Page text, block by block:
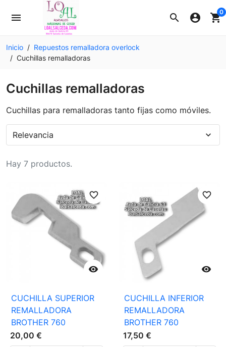
search
menu account_circle shopping_cart0
Inicio
Repuestos remalladora overlock
Cuchillas remalladoras
Cuchillas remalladoras
Cuchillas para remalladoras tanto fijas como móviles.
Hay 7 productos.
Relevancia expand_more

favorite_border
CUCHILLA SUPERIOR
REMALLADORA
BROTHER 760
20,00 €

favorite_border
CUCHILLA INFERIOR
REMALLADORA
BROTHER 760
17,50 €